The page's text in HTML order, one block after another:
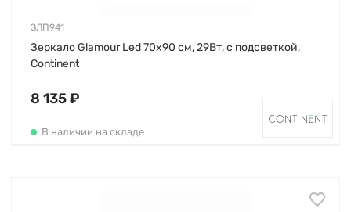
ЗЛП941
Зеркало Glamour Led 70х90 см, 29Вт, с подсветкой,
Continent
8 135 ₽
В наличии на складе